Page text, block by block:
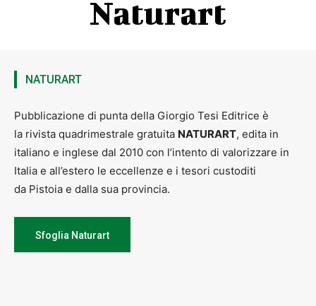
Naturart
NATURART
Pubblicazione di punta della Giorgio Tesi Editrice è
la rivista quadrimestrale gratuita NATURART, edita in
italiano e inglese dal 2010 con l’intento di valorizzare in
Italia e all’estero le eccellenze e i tesori custoditi
da Pistoia e dalla sua provincia.
Sfoglia Naturart